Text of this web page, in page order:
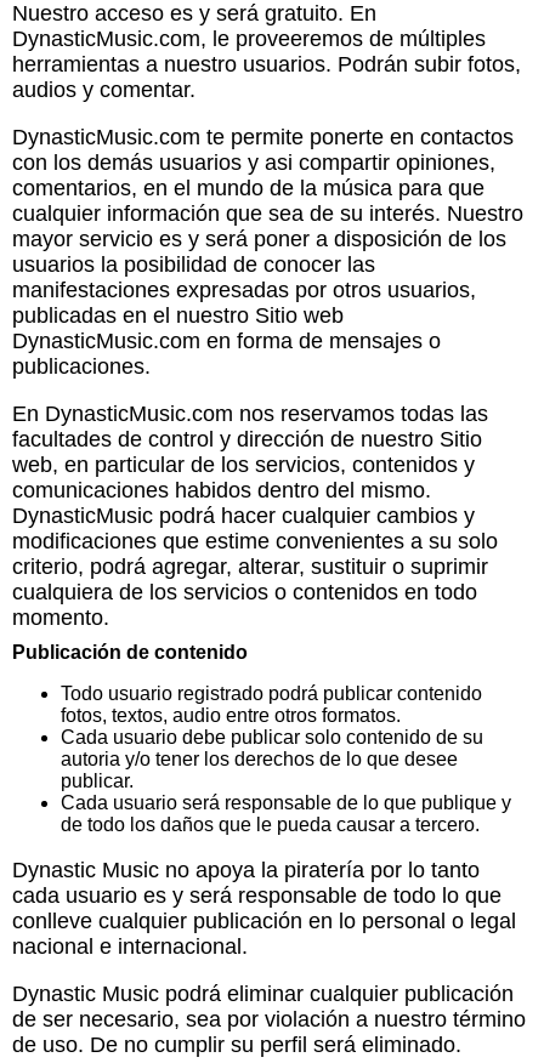
Nuestro acceso es y será gratuito. En
DynasticMusic.com, le proveeremos de múltiples
herramientas a nuestro usuarios. Podrán subir fotos,
audios y comentar.
DynasticMusic.com te permite ponerte en contactos
con los demás usuarios y asi compartir opiniones,
comentarios, en el mundo de la música para que
cualquier información que sea de su interés. Nuestro
mayor servicio es y será poner a disposición de los
usuarios la posibilidad de conocer las
manifestaciones expresadas por otros usuarios,
publicadas en el nuestro Sitio web
DynasticMusic.com en forma de mensajes o
publicaciones.
En DynasticMusic.com nos reservamos todas las
facultades de control y dirección de nuestro Sitio
web, en particular de los servicios, contenidos y
comunicaciones habidos dentro del mismo.
DynasticMusic podrá hacer cualquier cambios y
modificaciones que estime convenientes a su solo
criterio, podrá agregar, alterar, sustituir o suprimir
cualquiera de los servicios o contenidos en todo
momento.
Publicación de contenido
Todo usuario registrado podrá publicar contenido
fotos, textos, audio entre otros formatos.
Cada usuario debe publicar solo contenido de su
autoria y/o tener los derechos de lo que desee
publicar.
Cada usuario será responsable de lo que publique y
de todo los daños que le pueda causar a tercero.
Dynastic Music no apoya la piratería por lo tanto
cada usuario es y será responsable de todo lo que
conlleve cualquier publicación en lo personal o legal
nacional e internacional.
Dynastic Music podrá eliminar cualquier publicación
de ser necesario, sea por violación a nuestro término
de uso. De no cumplir su perfil será eliminado.